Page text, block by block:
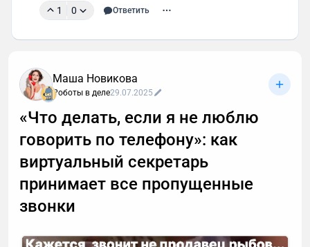
1 0 Ответить
Маша Новикова
Роботы в деле29.07.2025
«Что делать, если я не люблю
говорить по телефону»: как
виртуальный секретарь
принимает все пропущенные
звонки